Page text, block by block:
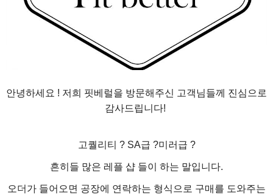
안녕하세요 ! 저희 핏베럴을 방문해주신 고객님들께 진심으로
감사드립니다!
고퀄리티 ? SA급 ?미러급 ?
흔히들 많은 레플 샵 들이 하는 말입니다.
오더가 들어오면 공장에 연락하는 형식으로 구매를 도와주는